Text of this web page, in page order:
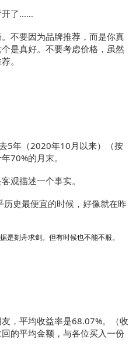
开了……
不要因为品牌推荐，而是你真
是真好。不要考虑价格，虽然
。
5年（2020年10月以来）（按
70%的月末。
观描述一个事实。
史最便宜的时候，好像就在昨
是刻舟求剑。但有时候也不能不服。
，平均收益率是68.07%。（收
的平均金额，与各位买入一份